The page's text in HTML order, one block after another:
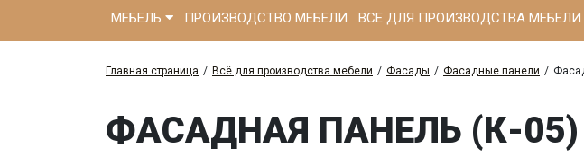
МЕБЕЛЬ ПРОИЗВОДСТВО МЕБЕЛИ ВСЕ ДЛЯ ПРОИЗВОДСТВА МЕБЕЛИ
Главная страница / Всё для производства мебели / Фасады / Фасадные панели /
ФАСАДНАЯ ПАНЕЛЬ (К-